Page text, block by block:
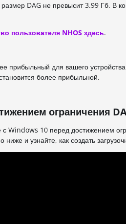
DAG не превысит 3.99 Гб. В
пользователя NHOS здесь.
прибыльный для вашего
более прибыльной.
ограничения
10 перед достижением
и узнайте, как создать